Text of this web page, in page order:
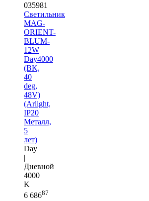
035981
Светильник
MAG-
ORIENT-
BLUM-
12W
Day4000
(BK,
40
deg,
48V)
(Arlight,
IP20
Металл,
5
лет)
Day
|
Дневной
4000
K
6 68687